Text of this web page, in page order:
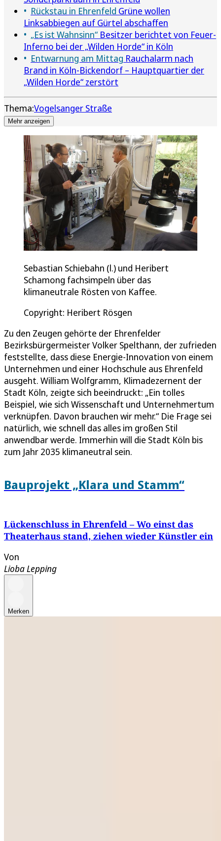
Rückstau in Ehrenfeld Grüne wollen
Linksabbiegen auf Gürtel abschaffen
„Es ist Wahnsinn“ Besitzer berichtet von Feuer-
Inferno bei der „Wilden Horde“ in Köln
Entwarnung am Mittag Rauchalarm nach
Brand in Köln-Bickendorf – Hauptquartier der
„Wilden Horde“ zerstört
Thema:Vogelsanger Straße
Mehr anzeigen
Sebastian Schiebahn (l.) und Heribert
Schamong fachsimpeln über das
klimaneutrale Rösten von Kaffee.
Copyright: Heribert Rösgen
Zu den Zeugen gehörte der Ehrenfelder
Bezirksbürgermeister Volker Spelthann, der zufrieden
feststellte, dass diese Energie-Innovation von einem
Unternehmen und einer Hochschule aus Ehrenfeld
ausgeht. William Wolfgramm, Klimadezernent der
Stadt Köln, zeigte sich beeindruckt: „Ein tolles
Beispiel, wie sich Wissenschaft und Unternehmertum
verknüpfen. Davon brauchen wir mehr.“ Die Frage sei
natürlich, wie schnell das alles im großen Stil
anwendbar werde. Immerhin will die Stadt Köln bis
zum Jahr 2035 klimaneutral sein.
Bauprojekt „Klara und Stamm“
Lückenschluss in Ehrenfeld – Wo einst das
Theaterhaus stand, ziehen wieder Künstler ein
Von
Lioba Lepping
Merken